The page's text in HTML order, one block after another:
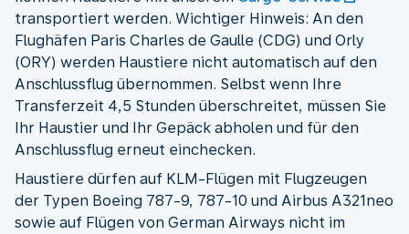
transportiert werden. Wichtiger Hinweis: An den
Flughäfen Paris Charles de Gaulle (CDG) und Orly
(ORY) werden Haustiere nicht automatisch auf den
Anschlussflug übernommen. Selbst wenn Ihre
Transferzeit 4,5 Stunden überschreitet, müssen Sie
Ihr Haustier und Ihr Gepäck abholen und für den
Anschlussflug erneut einchecken.
Haustiere dürfen auf KLM-Flügen mit Flugzeugen
der Typen Boeing 787-9, 787-10 und Airbus A321neo
sowie auf Flügen von German Airways nicht im